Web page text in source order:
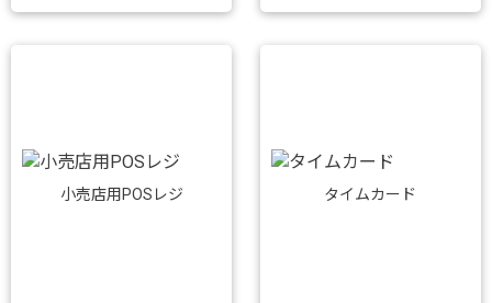
小売店用POSレジ タイムカード